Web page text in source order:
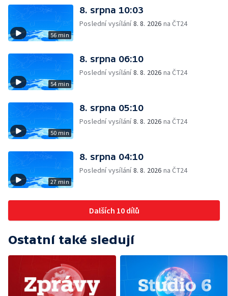
56 min
8. srpna 10:03
Poslední vysílání8. 8. 2026 na ČT24
54 min
8. srpna 06:10
Poslední vysílání8. 8. 2026 na ČT24
50 min
8. srpna 05:10
Poslední vysílání8. 8. 2026 na ČT24
27 min
8. srpna 04:10
Poslední vysílání8. 8. 2026 na ČT24
Dalších 10 dílů
Ostatní také sledují